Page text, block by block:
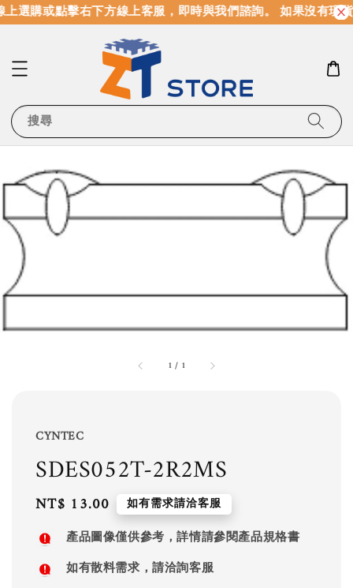
選購或點擊右下方線上客服，即時與我們諮詢。 如果沒有現
搜尋
1 / 1
CYNTEC
SDES052T-2R2MS
Regular
price
NT$ 13.00 如有需求請洽客服
產品圖像僅供參考，詳情請參閱產品規格書
如有散料需求，請洽詢客服